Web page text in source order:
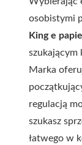
osobistymi
King e
szukającym
Marka
regulacją
szukasz
łatwego w